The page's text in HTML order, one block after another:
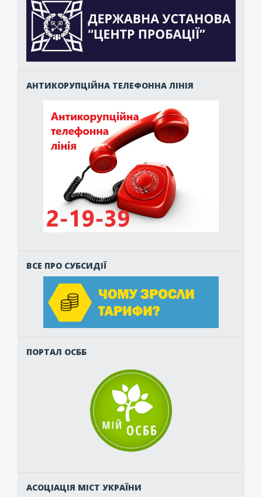
АНТИКОРУПЦІЙНА ТЕЛЕФОННА ЛІНІЯ
ВСЕ ПРО СУБСИДІЇ
ПОРТАЛ ОСББ
АСОЦІАЦІЯ МІСТ УКРАЇНИ